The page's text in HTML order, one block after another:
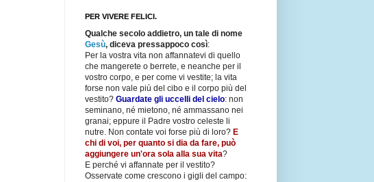
PER VIVERE FELICI.
Qualche secolo addietro, un tale di nome
Gesù, diceva pressappoco così:
Per la vostra vita non affannatevi di quello
che mangerete o berrete, e neanche per il
vostro corpo, e per come vi vestite; la vita
forse non vale più del cibo e il corpo più del
vestito? Guardate gli uccelli del cielo: non
seminano, né mietono, né ammassano nei
granai; eppure il Padre vostro celeste li
nutre. Non contate voi forse più di loro? E
chi di voi, per quanto si dia da fare, può
aggiungere un'ora sola alla sua vita?
E perché vi affannate per il vestito?
Osservate come crescono i gigli del campo: